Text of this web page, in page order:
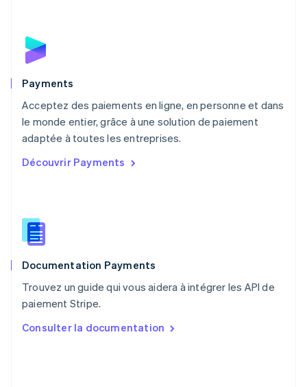
Payments
Acceptez des paiements en ligne, en personne et dans
le monde entier, grâce à une solution de paiement
adaptée à toutes les entreprises.
Découvrir Payments
Documentation Payments
Trouvez un guide qui vous aidera à intégrer les API de
paiement Stripe.
Consulter la documentation
Norvège
English
English
NederlandsEnglish
Pologne
English
PortuguêsEnglish
English
Roumanie
Royaume-Uni
Singapour
English 简体中文
English